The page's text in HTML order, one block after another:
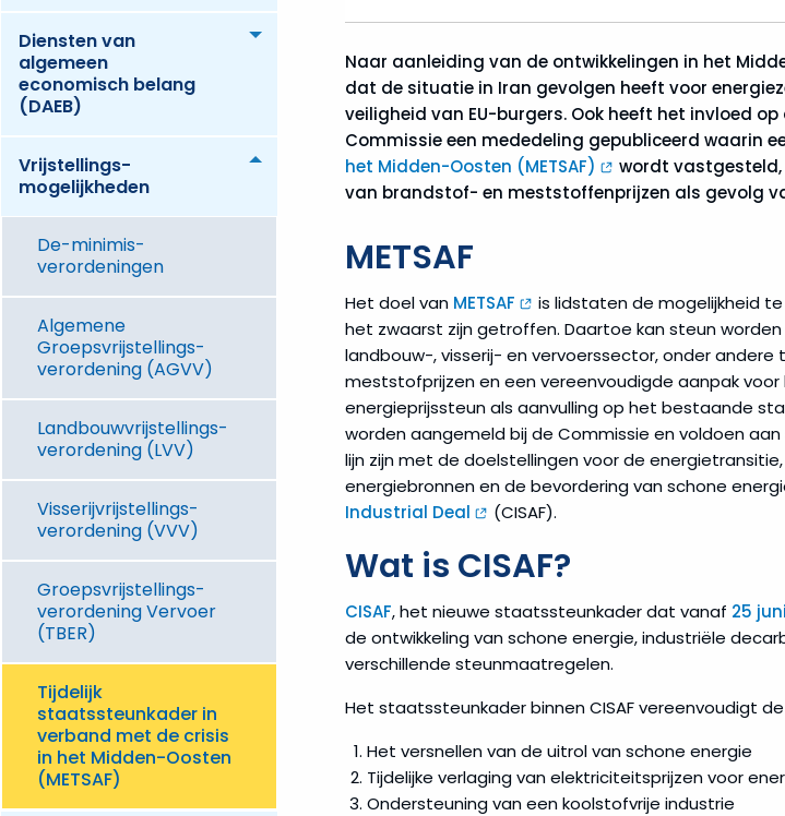
Diensten van
algemeen
economisch belang
(DAEB)
Toggle menu
Vrijstellings­
mogelijkheden
Toggle menu
De-minimis­
verordeningen
Algemene
Groepsvrijstellings­
verordening (AGVV)
Landbouwvrijstellings­
verordening (LVV)
Visserijvrijstellings­
verordening (VVV)
Groepsvrijstellings­
verordening Vervoer
(TBER)
Tijdelijk
staatssteunkader in
verband met de crisis
in het Midden-Oosten
(METSAF)
Naar aanleiding van de ontwikkelingen in het
dat de situatie in Iran gevolgen heeft voor
veiligheid van EU-burgers. Ook heeft het invloed
Commissie een mededeling gepubliceerd waarin
het Midden-Oosten (METSAF)
wordt vastgesteld,
van brandstof- en meststoffenprijzen als gevolg
METSAF
Het doel van METSAF
is lidstaten de mogelijkheid
het zwaarst zijn getroffen. Daartoe kan steun
landbouw-, visserij- en vervoerssector, onder
meststofprijzen en een vereenvoudigde aanpak
energieprijssteun als aanvulling op het bestaande
worden aangemeld bij de Commissie en voldoen
lijn zijn met de doelstellingen voor de
energiebronnen en de bevordering van schone
Industrial Deal
(CISAF).
Wat is CISAF?
CISAF, het nieuwe staatssteunkader dat vanaf 25
de ontwikkeling van schone energie, industriële
verschillende steunmaatregelen.
Het staatssteunkader binnen CISAF vereenvoudigt
Het versnellen van de uitrol van schone energie
Tijdelijke verlaging van elektriciteitsprijzen voor
Ondersteuning van een koolstofvrije industrie